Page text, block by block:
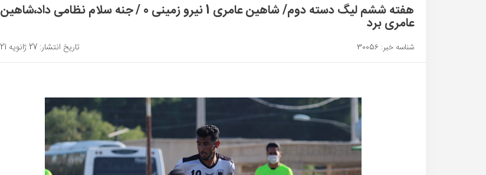
هفته ششم لیگ دسته دوم/ شاهین عامری 1 نیرو زمینی 0 / جنه سلام نظامی داد،شاهین
عامری برد
شناسه خبر: 30056 تاریخ انتشار: 27 ژانویه 2021